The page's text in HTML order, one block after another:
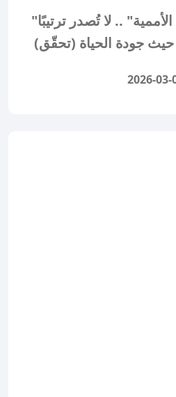
"مبادرة جودة الحياة الأممية" .. لا تُصدر ترتيبًا
جودة الحياة (تحقّق)
2026-03-